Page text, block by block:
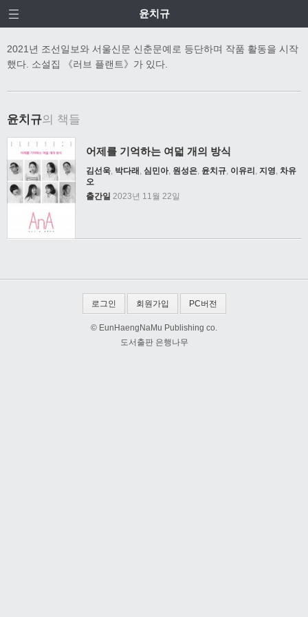
윤치규
2021년 조선일보와 서울신문 신춘문예로 등단하며 작품 활동을 시작
했다. 소설집 《러브 플랜트》가 있다.
윤치규의 책들
어제를 기억하는 여덟 개의 방식
김선욱, 박다래 , 심민아, 원성은, 윤치규, 이유리 , 지영, 차유
오
출간일 2023년 11월 22일
로그인 회원가입 PC버전
© EunHaengNaMu Publishing co.
도서출판 은행나무